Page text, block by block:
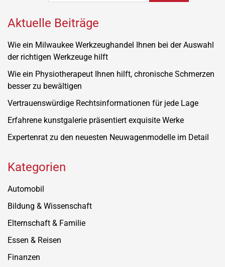
Aktuelle Beiträge
Wie ein Milwaukee Werkzeughandel Ihnen bei der Auswahl
der richtigen Werkzeuge hilft
Wie ein Physiotherapeut Ihnen hilft, chronische Schmerzen
besser zu bewältigen
Vertrauenswürdige Rechtsinformationen für jede Lage
Erfahrene kunstgalerie präsentiert exquisite Werke
Expertenrat zu den neuesten Neuwagenmodelle im Detail
Kategorien
Automobil
Bildung & Wissenschaft
Elternschaft & Familie
Essen & Reisen
Finanzen